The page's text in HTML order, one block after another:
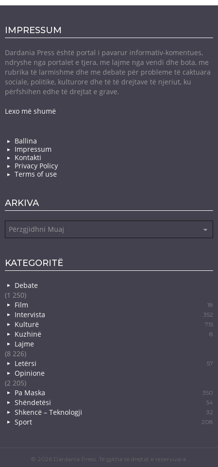
IMPRESSUM
Dardania Press është portal i pavarur informativ-komentues,
ndryshe nga portalet e tjera, me lajme nga vendi dhe bota, me
rubrika të larmishme dhe me debate për probleme të caktuara
sociale, politike, kulturore dhe të të drejtave të njeriut, ku
përfshihen edhe të drejtat e grave.
Lexo më shumë
Ballina
Impressum
Kontakti
Privacy Policy
Terms of use
ARKIVA
KATEGORITË
Debate
(1 250)
Film
18
Intervista 352
Kulturë 715
Kuzhinë 8
Lajme
(8 226)
Letërsi
57
Opinione
(2 205)
Pa Maska
350
Shëndetësi 54
Shkencë – Teknologji 32
Sport 208
© 2026 Dardania Press. Të gjitha të drejtat e rezervuara.